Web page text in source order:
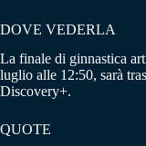
DOVE VEDERLA
La finale di ginnastica
luglio alle 12:50, sarà
Discovery+.
QUOTE